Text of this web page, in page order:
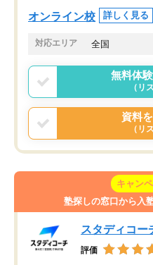
オンライン校 詳しく見る
対応エリア 全国
無料体
（リ
資料
（リ
キャン
塾探しの窓口から入
スタディコー
評価